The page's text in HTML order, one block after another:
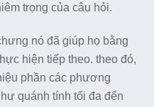
trọng của câu hỏi.
nó đã giúp họ bằng
hiện tiếp theo. theo đó,
phần các phương
quánh tính tối đa đến